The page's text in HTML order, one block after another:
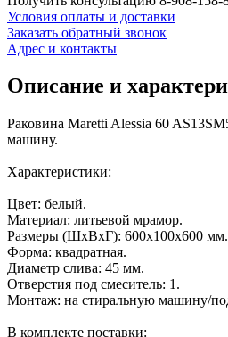
Условия оплаты и доставки
Заказать обратный звонок
Адрес и контакты
Описание и
Раковина Maretti Alessia 60
машину.
Характеристики:
Цвет: белый.
Материал: литьевой мрамор.
Размеры (ШхВхГ): 600х100х600 мм.
Форма: квадратная.
Диаметр слива: 45 мм.
Отверстия под смеситель: 1.
Монтаж: на стиральную машину/
В комплекте поставки: